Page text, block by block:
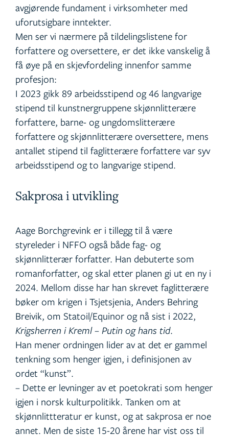
avgjørende fundament i virksomheter med
uforutsigbare inntekter.
Men ser vi nærmere på tildelingslistene for
forfattere og oversettere, er det ikke vanskelig å
få øye på en skjevfordeling innenfor samme
profesjon:
I 2023 gikk 89 arbeidsstipend og 46 langvarige
stipend til kunstnergruppene skjønnlitterære
forfattere, barne- og ungdomslitterære
forfattere og skjønnlitterære oversettere, mens
antallet stipend til faglitterære forfattere var syv
arbeidsstipend og to langvarige stipend.
Sakprosa i utvikling
Aage Borchgrevink er i tillegg til å være
styreleder i NFFO også både fag- og
skjønnlitterær forfatter. Han debuterte som
romanforfatter, og skal etter planen gi ut en ny i
2024. Mellom disse har han skrevet faglitterære
bøker om krigen i Tsjetsjenia, Anders Behring
Breivik, om Statoil/Equinor og nå sist i 2022,
Krigsherren i Kreml – Putin og hans tid.
Han mener ordningen lider av at det er gammel
tenkning som henger igjen, i definisjonen av
ordet “kunst”.
– Dette er levninger av et poetokrati som henger
igjen i norsk kulturpolitikk. Tanken om at
skjønnlittteratur er kunst, og at sakprosa er noe
annet. Men de siste 15-20 årene har vist oss til